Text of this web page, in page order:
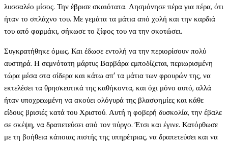
λυσσαλέο μίσος. Την έβρισε σκαιότατα. Λησμόνησε πέρα για πέρα, ότι
ήταν το σπλάχνο του. Με γεμάτα τα μάτια από χολή και την καρδιά
του από φαρμάκι, σήκωσε το ξίφος του να την σκοτώσει.
Συγκρατήθηκε όμως. Και έδωσε εντολή να την περιορίσουν πολύ
αυστηρά. Η σεμνότατη μάρτυς Βαρβάρα εμποδίζεται, περιωρισμένη
τώρα μέσα στα σίδερα και κάτω απ’ τα μάτια των φρουρών της, να
εκτελέσει τα θρησκευτικά της καθήκοντα, και όχι μόνο αυτό, αλλά
ήταν υποχρεωμένη να ακούει ολόγυρά της βλασφημίες και κάθε
είδους βρισιές κατά του Χριστού. Αυτή η φοβερή δυσκολία, την έβαλε
σε σκέψη, να δραπετεύσει από τον πύργο. Έτσι και έγινε. Κατόρθωσε
με τη βοήθεια κάποιας πιστής της υπηρέτριας, να δραπετεύσει και να